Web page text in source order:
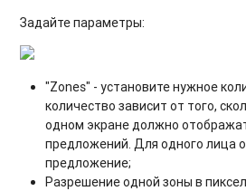
Задайте параметры:
"Zones" - установите нужное
количество зависит от того,
одном экране должно
предложений. Для одного лица
предложение;
Разрешение одной зоны в